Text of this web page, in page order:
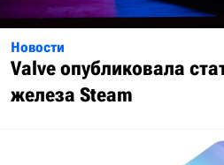
Новости
Valve опубликовала
железа Steam